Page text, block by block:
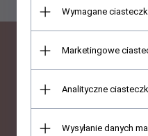
BĄDŹ
Wymagane
Marketingowe
Analityczne
Wysyłanie danych